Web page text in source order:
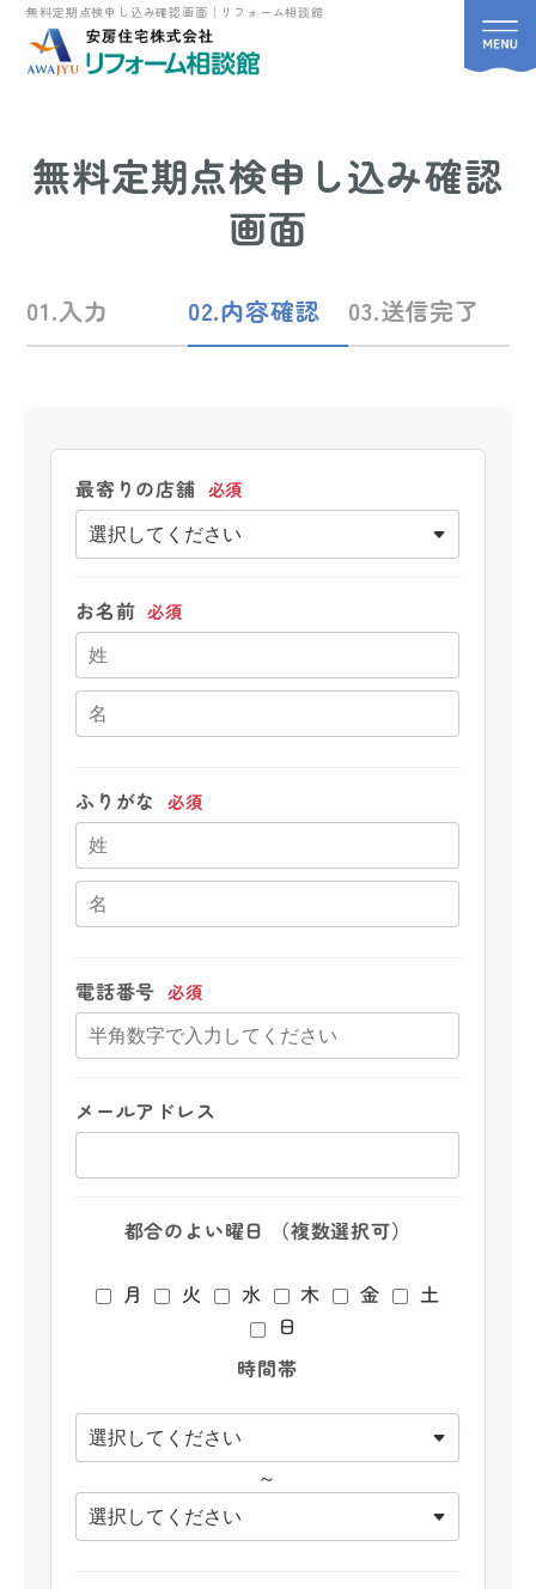
無料定期点検申し込み確認画面｜リフォーム相談館
無料定期点検申し込み確認
画面
01.入力 02.内容確認 03.送信完了
最寄りの店舗 必須
お名前 必須
ふりがな 必須
電話番号 必須
メールアドレス
都合のよい曜日 （複数選択可）
月 火 水 木 金
土
日
時間帯
～